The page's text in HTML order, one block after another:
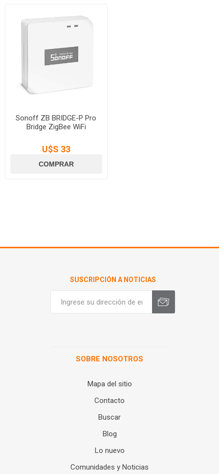
Sonoff ZB BRIDGE-P Pro
Bridge ZigBee WiFi
U$S 33
SUSCRIPCIÓN A NOTICIAS
SOBRE NOSOTROS
Mapa del sitio
Contacto
Buscar
Blog
Lo nuevo
Comunidades y Noticias